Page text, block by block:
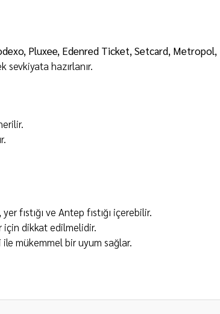
Pluxee, Edenred Ticket, Setcard,
sevkiyata hazırlanır.
yer fıstığı ve Antep fıstığı içerebilir.
için dikkat edilmelidir.
mükemmel bir uyum sağlar.